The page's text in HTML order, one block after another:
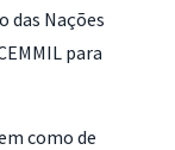
das Nações
para
como de